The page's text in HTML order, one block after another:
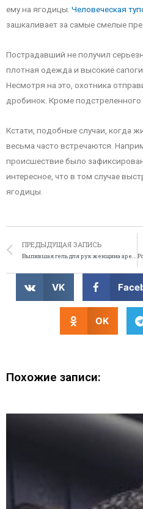
ему на ягодицы. Человеческая
зашкаливает за самые смелые
Пострадавший не получил
плотная одежда и высокие
Несмотря на это, охотника
дробинок. Кроме подстреленного
Кстати, подобные случаи, когда
весьма часто встречаются.
происшествие было
интересное, что в том случае
ягодицы.
ПРЕДЫДУЩАЯ ЗАПИСЬ
Выпившая гель для рук женщина арестована за вождение в нетрезвом виде
VK
OK
Похожие записи: